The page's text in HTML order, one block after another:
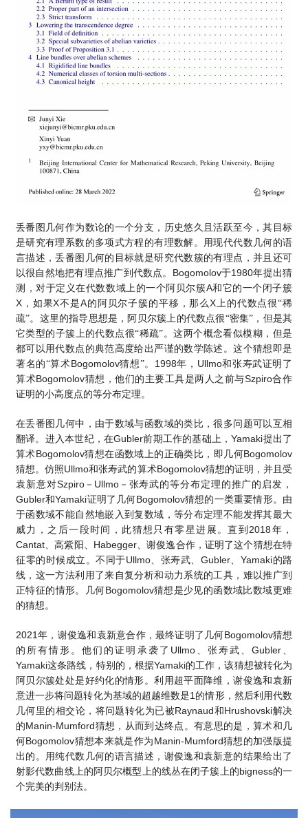
丢番图几何作为数论的一个分支，历史悠久且活跃至今，其目标
是研究有理系数的多项式方程的有理数解。用现代代数几何的语
言描述，丢番图几何的目标就是研究代数簇的有理点，并且还可
以很自然地把有理点推广到代数点。 Bogomolov于1980年提出猜
测，对于定义在代数数域上的一个阿贝尔簇A和它的一个闭子簇
X ，如果X不是A的阿贝尔子簇的平移，那么X上的代数点很“稀
疏”。这里的指导思想是，阿贝尔簇上的代数点很“密集”，但是其
它类型的子簇上的代数点很“稀疏”。这两个概念看似模糊，但是
都可以用代数点的典范高度给出严谨的数学陈述。这个猜想即是
著名的“算术Bogomolov猜想”。 1998年， Ullmo和张寿武证明了
算术Bogomolov猜想，他们的主要工具是两人之前与Szpiro合作
证明的小高度点的等分布定理。
在丢番图几何中，由于数域与函数域的类比，很多问题可以互相
翻译。进入本世纪，在Gubler前期工作的基础上，Yamaki提出了
算术Bogomolov猜想在函数域上的正确类比，即几何Bogomolov
猜想。仿照Ullmo和张寿武的算术Bogomolov猜想的证明，并且受
袁新意对Szpiro－Ullmo－ 张寿武的等分布定理的推广的启发，
Gubler和Yamaki证明了几何Bogomolov猜想的一类重要情形。由
于函数域不能自然地嵌入到复数域，等分布定理不能发挥其最大
威力，之后一段时间，此猜想只有零星进展。直到2018 年，
Cantat、高紫阳、 Habegger、谢俊逸合作，证明了这个猜想在特
征零的时候成立。不同于Ullmo、张寿武、 Gubler、 Yamaki的路
线，这一方法利用了来自复分析和动力系统的工具，难以推广到
正特征的情形。几何Bogomolov猜想是少见的函数域比数域更难
的猜想。
2021年，谢俊逸和袁新意合作，最终证明了几何Bogomolov猜想
的所有情形。他们的证明承袭了 Ullmo、张寿武、 Gubler、
Yamaki这条路线，特别的，根据Yamaki的工作，该猜想被转化为
阿贝尔簇处处是好约化的情形。利用超平面降维，谢俊逸和袁新
意进一步将问题转化为基域的超越维数是1的情形，然后利用代数
几何里的相交论，将问题转化为已被Raynaud和 Hrushovski解决
的Manin-Mumford猜想，从而到达终点。有意思的是，算术和几
何Bogomolov猜想本来就是作为 Manin-Mumford猜想的加强版提
出的。用纯代数几何的语言描述，谢俊逸和袁新意的结果给出了
射影代数曲线上的阿贝尔概型上的线丛在闭子簇上的bigness的一
个完美的判别法。